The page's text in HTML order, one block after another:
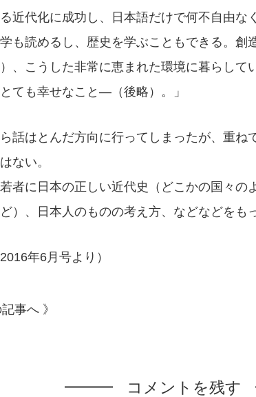
近代化に成功し、日本語だけで何不自由な
も読めるし、歴史を学ぶこともできる。創
、こうした非常に恵まれた環境に暮らして
ても幸せなこと—（後略）。」
話はとんだ方向に行ってしまったが、重ね
ない。
者に日本の正しい近代史（どこかの国々の
ど）、日本人のものの考え方、などなどをも
年6月号より）
事へ 》
コメントを残す